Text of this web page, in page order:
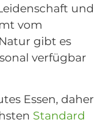
und
vom
gibt es
verfügbar
Essen, daher
Standard